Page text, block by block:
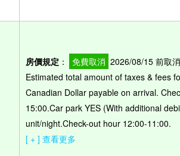
房價規定 ： 免費取消 2026/08/15 前取
Estimated total amount of taxes & fees
Canadian Dollar payable on arrival.
15:00.Car park YES (With additional
unit/night.Check-out hour 12:00-11:00.
[ + ] 查看更多